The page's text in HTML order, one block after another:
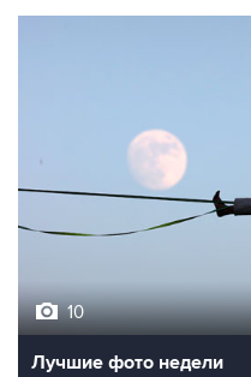
10
Лучшие фото недели